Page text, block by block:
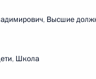
, Высшие
, Школа